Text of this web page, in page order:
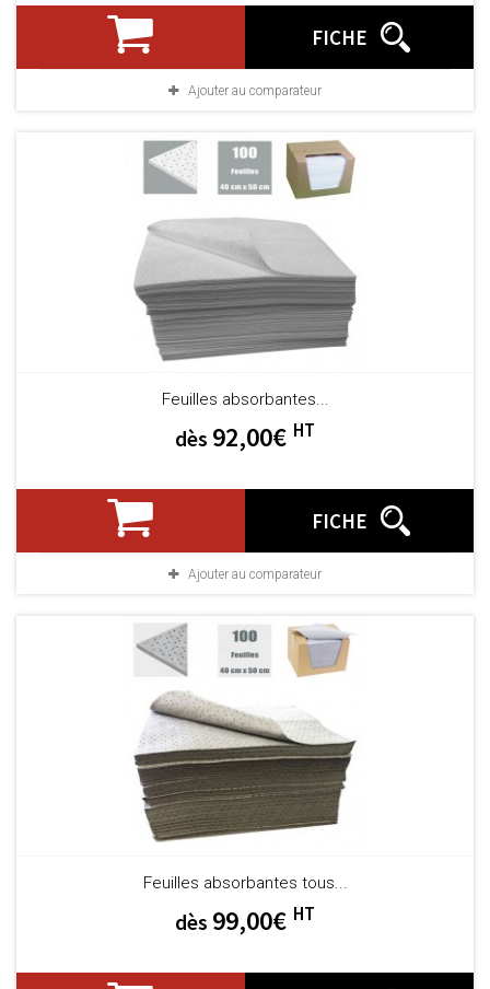
FICHE
Ajouter au comparateur
Feuilles absorbantes...
dès 92,00€ HT
FICHE
Ajouter au comparateur
Feuilles absorbantes tous...
dès 99,00€ HT